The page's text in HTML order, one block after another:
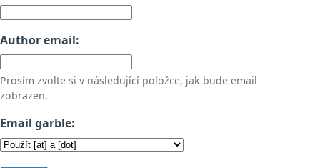
Author email:
Prosím zvolte si v následující položce, jak bude email
zobrazen.
Email garble: